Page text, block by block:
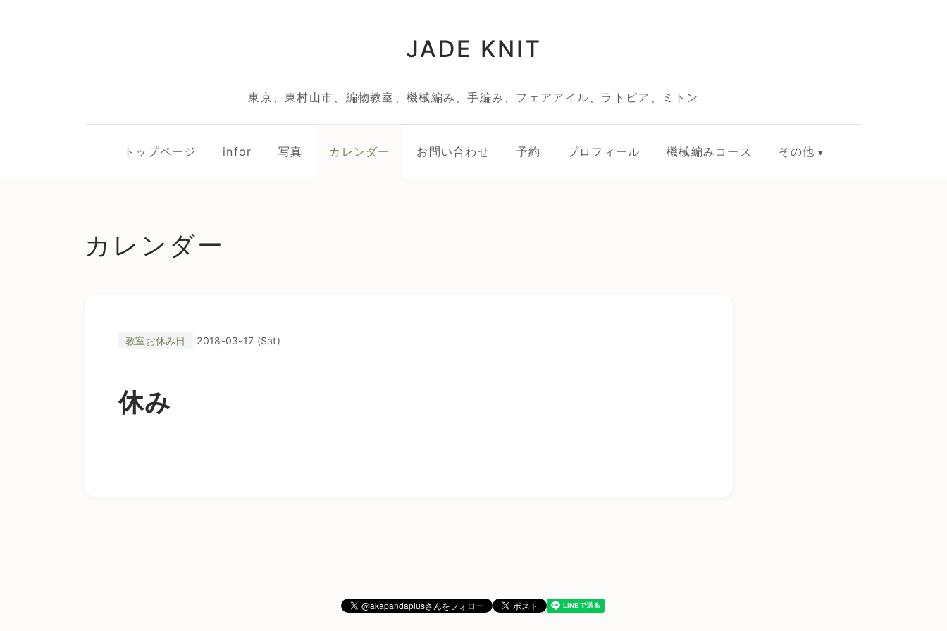
JADE KNIT
東京、東村山市、編物教室、機械編み、手編み、フェアアイル、ラトビア、ミトン
トップページ infor 写真 カレンダー お問い合わせ 予約 プロフィール 機械編みコース その他
カレンダー
教室お休み日 2018-03-17 (Sat)
休み